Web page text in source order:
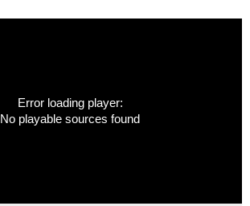
Error loading player:
No playable sources found